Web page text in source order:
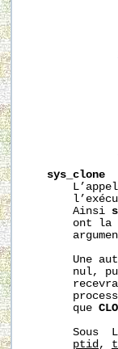
sys_clone
       Ainsi
ont la
Une
nul,
       que
Sous
ptid,